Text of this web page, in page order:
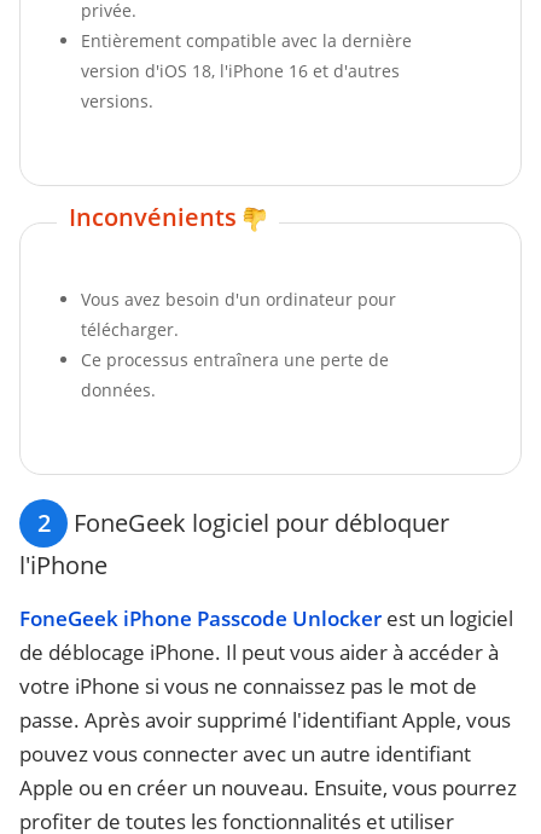
privée.
Entièrement compatible avec la dernière
version d'iOS 18, l'iPhone 16 et d'autres
versions.
Inconvénients
Vous avez besoin d'un ordinateur pour
télécharger.
Ce processus entraînera une perte de
données.
2
FoneGeek logiciel pour débloquer
l'iPhone
FoneGeek iPhone Passcode Unlocker est un logiciel
de déblocage iPhone. Il peut vous aider à accéder à
votre iPhone si vous ne connaissez pas le mot de
passe. Après avoir supprimé l'identifiant Apple, vous
pouvez vous connecter avec un autre identifiant
Apple ou en créer un nouveau. Ensuite, vous pourrez
profiter de toutes les fonctionnalités et utiliser